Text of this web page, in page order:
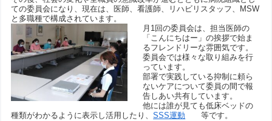
ての委員会になり、現在は、医師、看護師、リハビリスタッフ、MSW
と多職種で構成されています。
月1回の委員会は、担当医師の
「こんにちはー」の挨拶で始ま
るフレンドリーな雰囲気です。
委員会では様々な取り組みを行
っています。
部署で実践している抑制に頼ら
ないケアについて委員の間で報
告しあい共有しています。
他には誰が見ても低床ベッドの
種類がわかるように表示し活用したり、SSS運動 等です。